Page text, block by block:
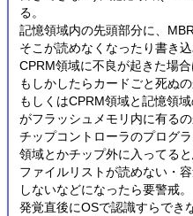
る。
記憶領域内の先頭部分に、
そこが読めなくなったり書き込
CPRM領域に不良が起きた場
もしかしたらカードごと死ぬの
もしくはCPRM領域と記憶領
がフラッシュメモリ内に有るの
チップコントローラのプログ
領域とかチップ外に入ってる
ファイルリストが読めない・
しないなどになったら要警戒。
発覚直後にOSで認識すらでき